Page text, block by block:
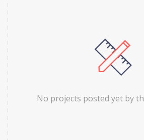
No projects posted yet by